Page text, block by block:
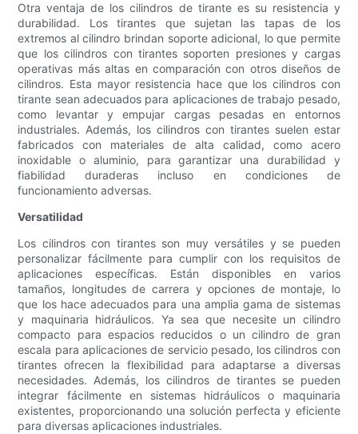
Otra ventaja de los cilindros de tirante es su resistencia y
durabilidad. Los tirantes que sujetan las tapas de los
extremos al cilindro brindan soporte adicional, lo que permite
que los cilindros con tirantes soporten presiones y cargas
operativas más altas en comparación con otros diseños de
cilindros. Esta mayor resistencia hace que los cilindros con
tirante sean adecuados para aplicaciones de trabajo pesado,
como levantar y empujar cargas pesadas en entornos
industriales. Además, los cilindros con tirantes suelen estar
fabricados con materiales de alta calidad, como acero
inoxidable o aluminio, para garantizar una durabilidad y
fiabilidad duraderas incluso en condiciones de
funcionamiento adversas.
Versatilidad
Los cilindros con tirantes son muy versátiles y se pueden
personalizar fácilmente para cumplir con los requisitos de
aplicaciones específicas. Están disponibles en varios
tamaños, longitudes de carrera y opciones de montaje, lo
que los hace adecuados para una amplia gama de sistemas
y maquinaria hidráulicos. Ya sea que necesite un cilindro
compacto para espacios reducidos o un cilindro de gran
escala para aplicaciones de servicio pesado, los cilindros con
tirantes ofrecen la flexibilidad para adaptarse a diversas
necesidades. Además, los cilindros de tirantes se pueden
integrar fácilmente en sistemas hidráulicos o maquinaria
existentes, proporcionando una solución perfecta y eficiente
para diversas aplicaciones industriales.